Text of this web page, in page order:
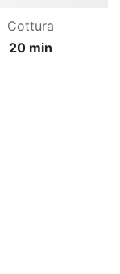
Cottura
20 min